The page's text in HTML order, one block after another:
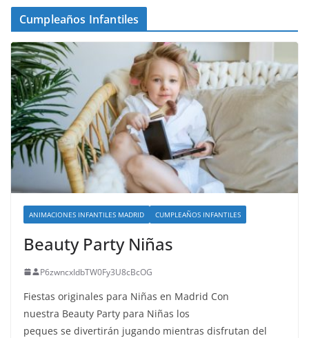
Cumpleaños Infantiles
ANIMACIONES INFANTILES MADRID CUMPLEAÑOS INFANTILES
Beauty Party Niñas
P6zwncxIdbTW0Fy3U8cBcOG
Fiestas originales para Niñas en Madrid Con
nuestra Beauty Party para Niñas los
peques se divertirán jugando mientras disfrutan del